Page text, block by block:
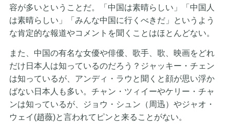
容が多いということだ。「中国は素晴らしい」「中国人
は素晴らしい」「みんな中国に行くべきだ」というよう
な肯定的な報道やコメントを聞くことはほとんどない。
また、中国の有名な女優や俳優、歌手、歌、映画をどれ
だけ日本人は知っているのだろう？ジャッキー・チェン
は知っているが、アンディ・ラウと聞くと顔が思い浮か
ばない日本人も多い。チャン・ツィイーやケリー・チャ
ンは知っているが、ジョウ・シュン（周迅）やジャオ・
ウェイ(趙薇)と言われてピンと来ることがない。